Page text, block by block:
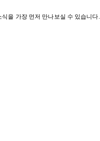
을 가장 먼저 만나보실 수 있습니다.